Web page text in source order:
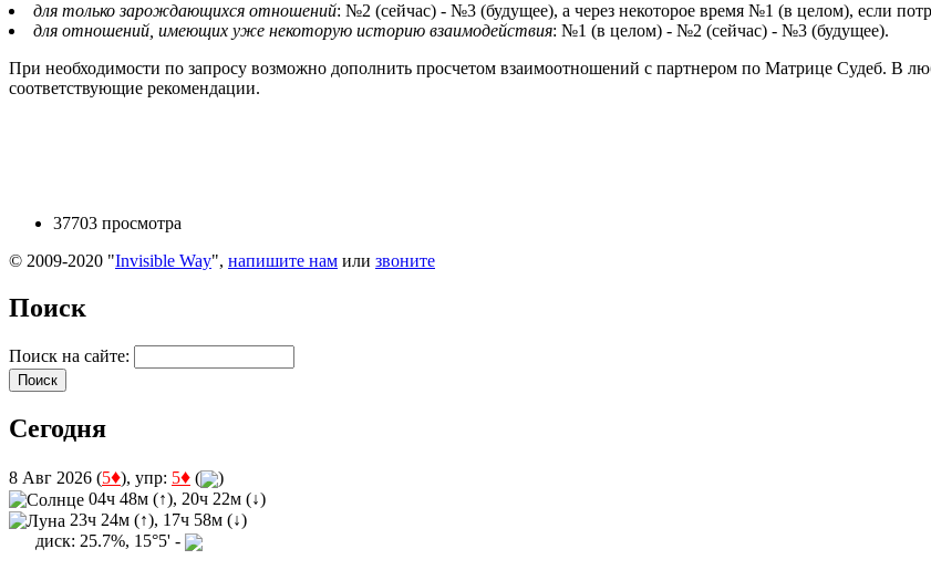
для только зарождающихся отношений: №2 (сейчас) - №3 (будущее), а через некоторое время №1 (в целом), если
для отношений, имеющих уже некоторую историю взаимодействия: №1 (в целом) - №2 (сейчас) - №3 (будущее).
При необходимости по запросу возможно дополнить просчетом взаимоотношений с партнером по Матрице Судеб. В
соответствующие рекомендации.
37703 просмотра
© 2009-2020 "Invisible Way", напишите нам или звоните
Поиск
Поиск на сайте:
Сегодня
8 Авг 2026 (5♦), упр: 5♦ (
)
04ч 48м (↑), 20ч 22м (↓)
23ч 24м (↑), 17ч 58м (↓)
диск: 25.7%, 15°5' -